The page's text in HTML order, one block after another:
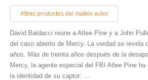
Altres productes del mateix autor
David Baldacci reúne a Atlee Pine y a John
del caso abierto de Mercy. La verdad se revela
años. Más de treinta años después de la
Mercy, la agente especial del FBI Atlee Pine ha
la identidad de su captor: ...